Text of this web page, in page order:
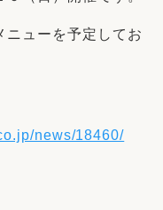
ニューを予定してお
news/18460/